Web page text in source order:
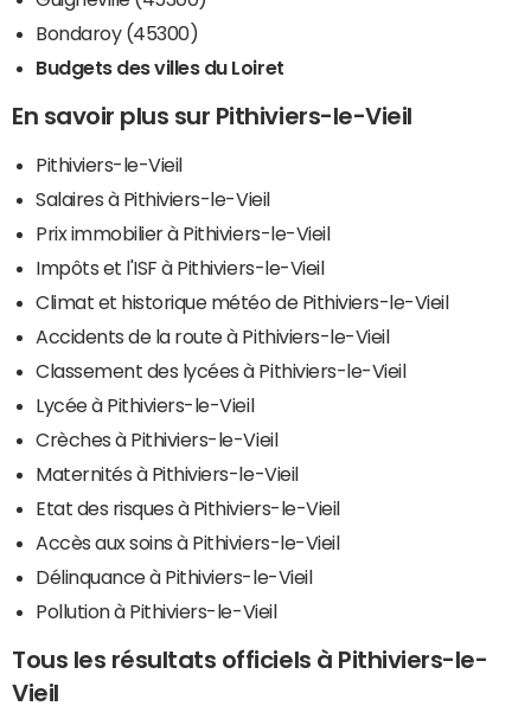
Bondaroy (45300)
Budgets des villes du Loiret
En savoir plus sur Pithiviers-le-Vieil
Pithiviers-le-Vieil
Salaires à Pithiviers-le-Vieil
Prix immobilier à Pithiviers-le-Vieil
Impôts et l'ISF à Pithiviers-le-Vieil
Climat et historique météo de Pithiviers-le-Vieil
Accidents de la route à Pithiviers-le-Vieil
Classement des lycées à Pithiviers-le-Vieil
Lycée à Pithiviers-le-Vieil
Crèches à Pithiviers-le-Vieil
Maternités à Pithiviers-le-Vieil
Etat des risques à Pithiviers-le-Vieil
Accès aux soins à Pithiviers-le-Vieil
Délinquance à Pithiviers-le-Vieil
Pollution à Pithiviers-le-Vieil
Tous les résultats officiels à Pithiviers-le-
Vieil